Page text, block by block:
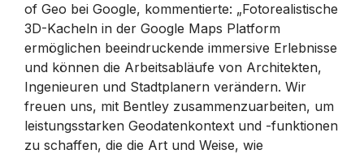
of Geo bei Google, kommentierte: „Fotorealistische
3D-Kacheln in der Google Maps Platform
ermöglichen beeindruckende immersive Erlebnisse
und können die Arbeitsabläufe von Architekten,
Ingenieuren und Stadtplanern verändern. Wir
freuen uns, mit Bentley zusammenzuarbeiten, um
leistungsstarken Geodatenkontext und -funktionen
zu schaffen, die die Art und Weise, wie